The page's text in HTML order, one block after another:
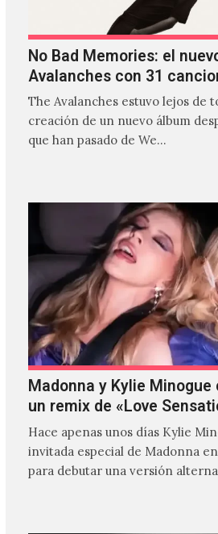
No Bad Memories: el
Avalanches con 31
The Avalanches estuvo lejos de
creación de un nuevo álbum
que han pasado de We…
Madonna y Kylie
un remix de «Love
Hace apenas unos días Kylie
invitada especial de Madonna
para debutar una versión